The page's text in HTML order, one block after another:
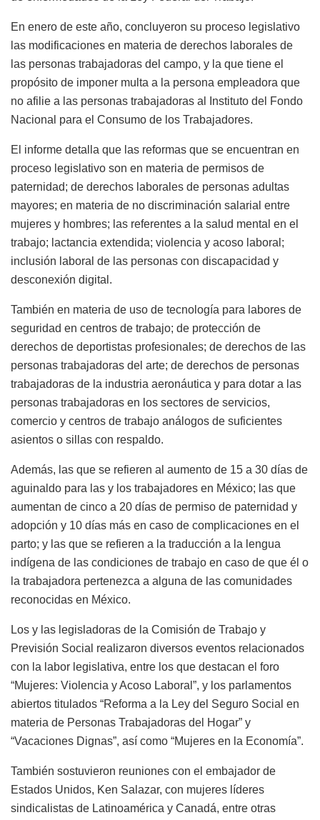
En enero de este año, concluyeron su proceso legislativo
las modificaciones en materia de derechos laborales de
las personas trabajadoras del campo, y la que tiene el
propósito de imponer multa a la persona empleadora que
no afilie a las personas trabajadoras al Instituto del Fondo
Nacional para el Consumo de los Trabajadores.
El informe detalla que las reformas que se encuentran en
proceso legislativo son en materia de permisos de
paternidad; de derechos laborales de personas adultas
mayores; en materia de no discriminación salarial entre
mujeres y hombres; las referentes a la salud mental en el
trabajo; lactancia extendida; violencia y acoso laboral;
inclusión laboral de las personas con discapacidad y
desconexión digital.
También en materia de uso de tecnología para labores de
seguridad en centros de trabajo; de protección de
derechos de deportistas profesionales; de derechos de las
personas trabajadoras del arte; de derechos de personas
trabajadoras de la industria aeronáutica y para dotar a las
personas trabajadoras en los sectores de servicios,
comercio y centros de trabajo análogos de suficientes
asientos o sillas con respaldo.
Además, las que se refieren al aumento de 15 a 30 días de
aguinaldo para las y los trabajadores en México; las que
aumentan de cinco a 20 días de permiso de paternidad y
adopción y 10 días más en caso de complicaciones en el
parto; y las que se refieren a la traducción a la lengua
indígena de las condiciones de trabajo en caso de que él o
la trabajadora pertenezca a alguna de las comunidades
reconocidas en México.
Los y las legisladoras de la Comisión de Trabajo y
Previsión Social realizaron diversos eventos relacionados
con la labor legislativa, entre los que destacan el foro
“Mujeres: Violencia y Acoso Laboral”, y los parlamentos
abiertos titulados “Reforma a la Ley del Seguro Social en
materia de Personas Trabajadoras del Hogar” y
“Vacaciones Dignas”, así como “Mujeres en la Economía”.
También sostuvieron reuniones con el embajador de
Estados Unidos, Ken Salazar, con mujeres líderes
sindicalistas de Latinoamérica y Canadá, entre otras